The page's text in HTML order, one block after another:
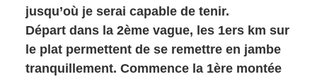
jusqu’où je serai capable de tenir.
Départ dans la 2ème vague, les 1ers km sur
le plat permettent de se remettre en jambe
tranquillement. Commence la 1ère montée